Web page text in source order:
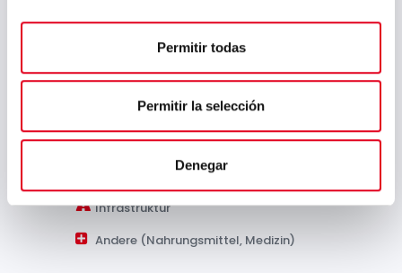
Permitir todas
Permitir la selección
Denegar
Automobil
Ausrüstungsgüter
Energie
Petrochemische Industrie
Infrastruktur
Andere (Nahrungsmittel, Medizin)